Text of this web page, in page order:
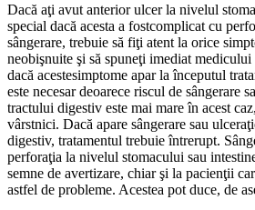
Dacă aţi avut anterior ulcer la nivelul
special dacă acesta a fostcomplicat cu
sângerare, trebuie să fiţi atent la orice
neobişnuite şi să spuneţi imediat medicului
dacă acestesimptome apar la începutul
este necesar deoarece riscul de sângerare
tractului digestiv este mai mare în acest
vârstnici. Dacă apare sângerare sau
digestiv, tratamentul trebuie întrerupt.
perforaţia la nivelul stomacului sau
semne de avertizare, chiar şi la pacienţii
astfel de probleme. Acestea pot duce, de